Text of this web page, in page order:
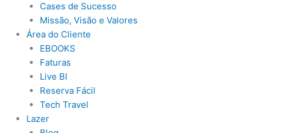
Cases de Sucesso
Missão, Visão e Valores
Área do Cliente
EBOOKS
Faturas
Live BI
Reserva Fácil
Tech Travel
Lazer